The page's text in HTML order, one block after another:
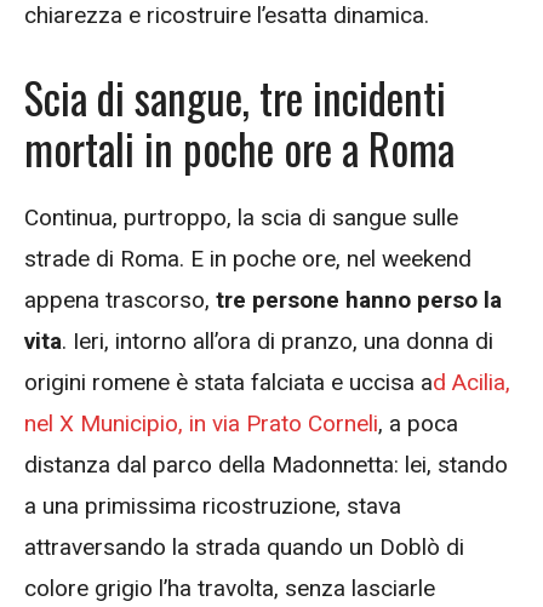
chiarezza e ricostruire l’esatta dinamica.
Scia di sangue, tre incidenti
mortali in poche ore a Roma
Continua, purtroppo, la scia di sangue sulle
strade di Roma. E in poche ore, nel weekend
appena trascorso, tre persone hanno perso la
vita. Ieri, intorno all’ora di pranzo, una donna di
origini romene è stata falciata e uccisa ad Acilia,
nel X Municipio, in via Prato Corneli, a poca
distanza dal parco della Madonnetta: lei, stando
a una primissima ricostruzione, stava
attraversando la strada quando un Doblò di
colore grigio l’ha travolta, senza lasciarle